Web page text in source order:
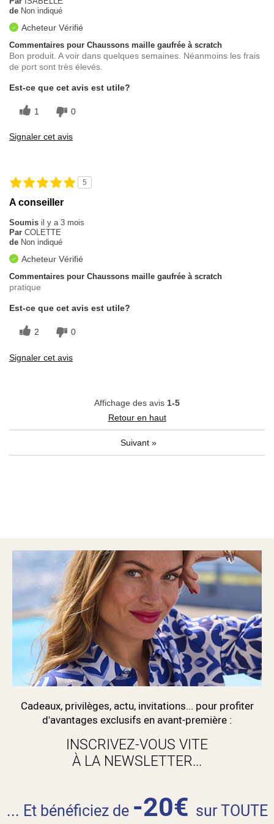
de Non indiqué
Acheteur Vérifié
Commentaires pour Chaussons maille gaufrée à scratch
Bon produit. A voir dans quelques semaines. Néanmoins les frais
de port sont très élevés.
Est-ce que cet avis est utile?
1 0
Signaler cet avis
5
A conseiller
Soumis il y a 3 mois
Par COLETTE
de Non indiqué
Acheteur Vérifié
Commentaires pour Chaussons maille gaufrée à scratch
pratique
Est-ce que cet avis est utile?
2 0
Signaler cet avis
Affichage des avis 1-5
Retour en haut
Suivant »
Cadeaux, privilèges, actu, invitations... pour profiter
d'avantages exclusifs en avant-première :
INSCRIVEZ-VOUS VITE
À LA NEWSLETTER...
... Et bénéficiez de -20€ sur TOUTE